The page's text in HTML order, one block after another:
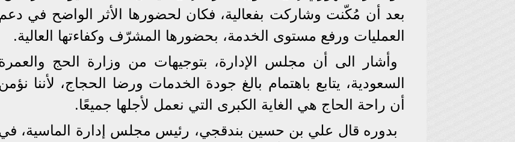
بعد أن مُكّنت وشاركت بفعالية، فكان لحضورها الأثر الواضح في دعم
العمليات ورفع مستوى الخدمة، بحضورها المشرّف وكفاءتها العالية.
وأشار الى أن مجلس الإدارة، بتوجيهات من وزارة الحج
السعودية، يتابع باهتمام بالغ جودة الخدمات ورضا الحجاج، لأننا
أن راحة الحاج هي الغاية الكبرى التي نعمل لأجلها جميعًا.
بدوره قال علي بن حسين بندقجي، رئيس مجلس إدارة الماسية،